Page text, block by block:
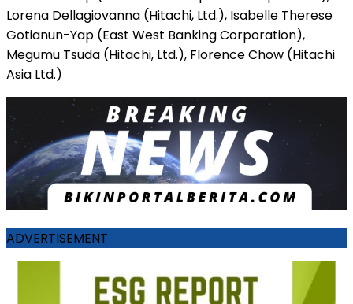
Lorena Dellagiovanna (Hitachi, Ltd.), Isabelle Therese
Gotianun-Yap (East West Banking Corporation),
Megumu Tsuda (Hitachi, Ltd.), Florence Chow (Hitachi
Asia Ltd.)
ADVERTISEMENT